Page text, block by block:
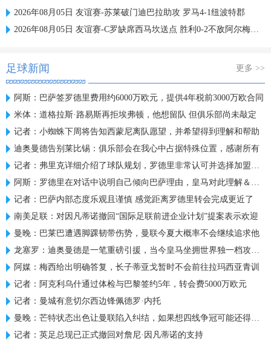
2026年08月05日 友谊赛-苏莱破门迪巴拉助攻 罗马4-1纽波特郡
2026年08月05日 友谊赛-C罗缺席西马坎送点 胜利0-2不敌阿尔梅里亚
足球新闻 更多 >>
阿斯：巴萨签罗德里费用约6000万欧元，提供4年税前3000万欧合同
米体：道格拉斯·路易斯再拒埃弗顿，他想留队 但俱乐部尚未敲定
记者：小蜘蛛下周将告知西蒙尼离队愿望，并希望得到理解和帮助
迪奥曼德告别莱比锡：俱乐部会在我心中占据特殊位置，感谢所有
记者：弗里克详细介绍了球队规划，罗德里非常认可并选择加盟巴萨
阿斯：罗德里在对话中说明自己倾向巴萨理由，皇马对此理解＆祝好
记者：巴萨内部态度乐观且谨慎 感觉距离罗德里转会完成更近了
南美足联：对因凡蒂诺撤回“国际足联前进企业计划”提案表示欢迎
曼晚：巴莱巴遭遇脚踝韧带伤势，曼联今夏大概率不会继续追求他
龙塞罗：迪奥曼德是一笔重磅引援，当今皇马坐拥世界独一档攻击线
阿媒：梅西给出明确答复，长子蒂亚戈暂时不会前往拉玛西亚青训
记者：阿克利乌什通过体检与巴黎签约5年，转会费5000万欧元
记者：曼城有意切尔西边锋佩德罗·内托
曼晚：芒特状态出色让曼联陷入纠结，如果想四线争冠可能还得买人
记者：英足总现已正式撤回对詹尼·因凡蒂诺的支持